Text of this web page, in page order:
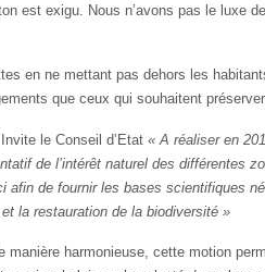
est exigu. Nous n’avons pas le luxe
en ne mettant pas dehors les
que ceux qui souhaitent
le Conseil d’Etat « A réaliser en
de l’intérêt naturel des différentes
de fournir les bases scientifiques
la restauration de la biodiversité »
manière harmonieuse, cette motion